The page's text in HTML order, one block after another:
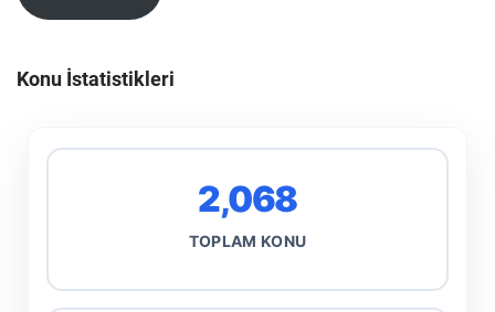
Konu İstatistikleri
2,068
TOPLAM KONU